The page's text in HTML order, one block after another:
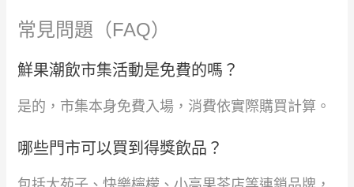
常見問題（FAQ）
鮮果潮飲市集活動是免費的嗎？
是的，市集本身免費入場，消費依實際購買計算。
哪些門市可以買到得獎飲品？